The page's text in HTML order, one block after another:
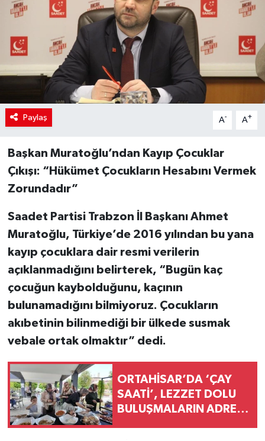
Paylaş A- A+
Başkan Muratoğlu’ndan Kayıp Çocuklar
Çıkışı: “Hükümet Çocukların Hesabını Vermek
Zorundadır”
Saadet Partisi Trabzon İl Başkanı Ahmet
Muratoğlu, Türkiye’de 2016 yılından bu yana
kayıp çocuklara dair resmi verilerin
açıklanmadığını belirterek, “Bugün kaç
çocuğun kaybolduğunu, kaçının
bulunamadığını bilmiyoruz. Çocukların
akıbetinin bilinmediği bir ülkede susmak
vebale ortak olmaktır” dedi.
ORTAHİSAR’DA ‘ÇAY
SAATİ’, LEZZET DOLU
BULUŞMALARIN ADRESİ